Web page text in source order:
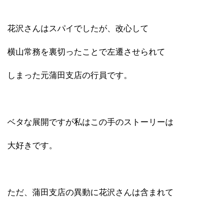
花沢さんはスパイでしたが、改心して
横山常務を裏切ったことで左遷させられて
しまった元蒲田支店の行員です。
ベタな展開ですが私はこの手のストーリーは
大好きです。
ただ、蒲田支店の異動に花沢さんは含まれて